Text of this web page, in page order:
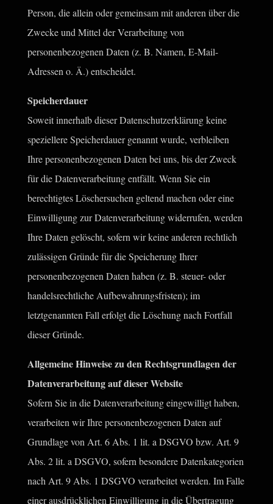
Person, die allein oder gemeinsam mit anderen über die
Zwecke und Mittel der Verarbeitung von
personenbezogenen Daten (z. B. Namen, E-Mail-
Adressen o. Ä.) entscheidet.
Speicherdauer
Soweit innerhalb dieser Datenschutzerklärung keine
speziellere Speicherdauer genannt wurde, verbleiben
Ihre personenbezogenen Daten bei uns, bis der Zweck
für die Datenverarbeitung entfällt. Wenn Sie ein
berechtigtes Löschersuchen geltend machen oder eine
Einwilligung zur Datenverarbeitung widerrufen, werden
Ihre Daten gelöscht, sofern wir keine anderen rechtlich
zulässigen Gründe für die Speicherung Ihrer
personenbezogenen Daten haben (z. B. steuer- oder
handelsrechtliche Aufbewahrungsfristen); im
letztgenannten Fall erfolgt die Löschung nach Fortfall
dieser Gründe.
Allgemeine Hinweise zu den Rechtsgrundlagen der
Datenverarbeitung auf dieser Website
Sofern Sie in die Datenverarbeitung eingewilligt haben,
verarbeiten wir Ihre personenbezogenen Daten auf
Grundlage von Art. 6 Abs. 1 lit. a DSGVO bzw. Art. 9
Abs. 2 lit. a DSGVO, sofern besondere Datenkategorien
nach Art. 9 Abs. 1 DSGVO verarbeitet werden. Im Falle
einer ausdrücklichen Einwilligung in die Übertragung